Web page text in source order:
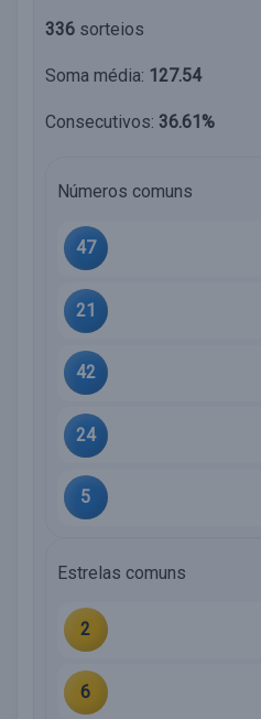
336 sorteios
Soma média: 127.54
Consecutivos: 36.61%
Números comuns
47
21
42
24
5
Estrelas comuns
2
6